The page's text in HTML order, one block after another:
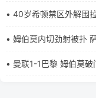
• 40岁希顿禁区外解围
• 姆伯莫内切劲射被扑
• 曼联1-1巴黎 姆伯莫破